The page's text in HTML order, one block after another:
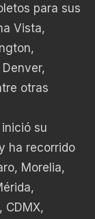
para sus
Vista,
otras
inició su
ha recorrido
Morelia,
CDMX,